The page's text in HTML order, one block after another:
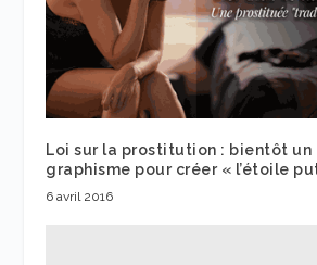
Loi sur la prostitution : bientôt un
graphisme pour créer « l’étoile
6 avril 2016